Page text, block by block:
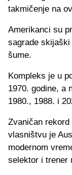
takmičenje na
Amerikanci su
sagrade
šume.
Kompleks je u
1970. godine, a
1980., 1988. i
Zvaničan
vlasništvu je
modernom
selektor i trener